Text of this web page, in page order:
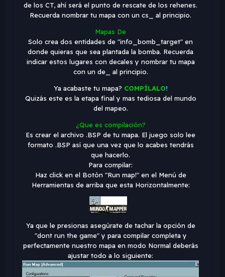
de los CT, ahí será el punto de rescate de los rehenes.
Recuerda nombrar tu mapa con un cs_ al principio.
Mapas De
Solo crea dos entidades de "info_bomb_target" en
donde quieras que sea plantada la bomba. Recuerda
indicar estos lugares con decales y nombrar tu mapa
con un de_ al principio.
Ya acabaste tu mapa? COMPÍLALO!
Quizás este es la etapa final y mas tediosa del mundo
del mapeo.
¿Que es compilación?
Es crear el archivo .BSP de tu mapa. El juego solo lee
formato .BSP así que una vez que lo acabes tendrás
que hacerlo.
Para compilar:
Haz click en el Botón "Run map!" en el Menú de
Herramientas de arriba que esta Horizontalmente:
Ya que le presionas asegúrate de tachar la opción de
"dont run the game" y para compilar completa y
perfectamente nuestro mapa en modo Normal deberás
ajustar todo a lo siguiente: